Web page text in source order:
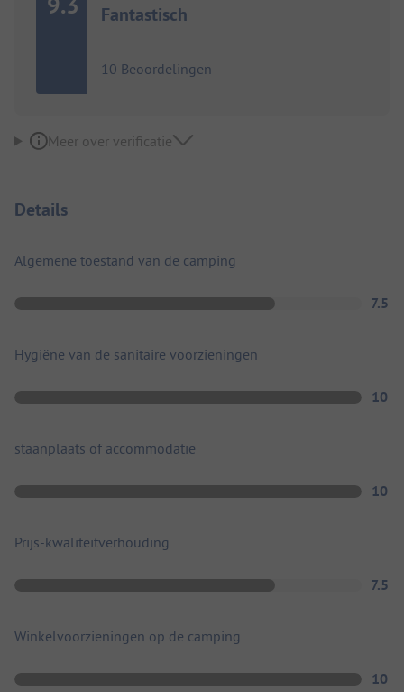
Fantastisch
10 Beoordelingen
Meer over verificatie
Details
Algemene toestand van de camping
7.5
Hygiëne van de sanitaire voorzieningen
10
staanplaats of accommodatie
10
Prijs-kwaliteitverhouding
7.5
Winkelvoorzieningen op de camping
10